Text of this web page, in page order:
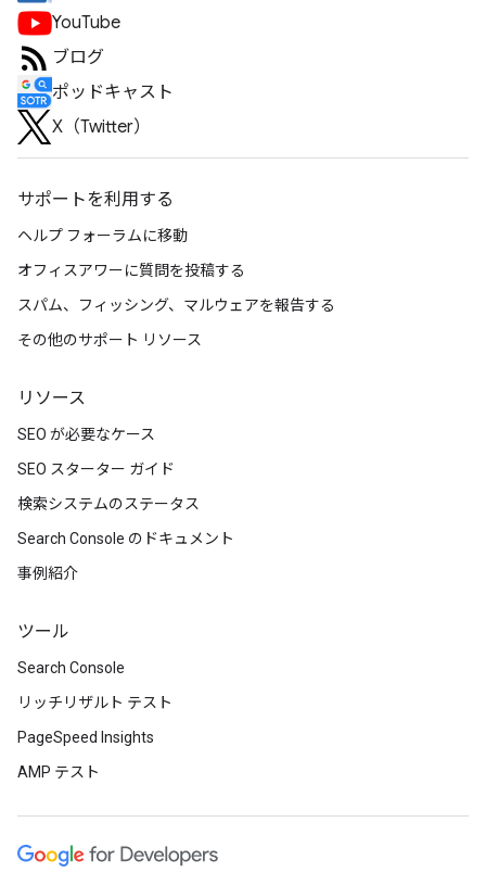
YouTube
ブログ
ポッドキャスト
X（Twitter）
サポートを利用する
ヘルプ フォーラムに移動
オフィスアワーに質問を投稿する
スパム、フィッシング、マルウェアを報告する
その他のサポート リソース
リソース
SEO が必要なケース
SEO スターター ガイド
検索システムのステータス
Search Console のドキュメント
事例紹介
ツール
Search Console
リッチリザルト テスト
PageSpeed Insights
AMP テスト